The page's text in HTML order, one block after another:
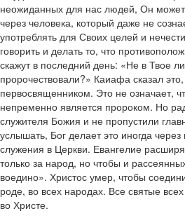
неожиданных для нас людей, Он
через человека, который даже не
употреблять для Своих целей и
говорить и делать то, что
скажут в последний день: «Не в Твое
пророчествовали?» Каиафа сказал
первосвященником. Это не означает,
непременно является пророком. Но
служителя Божия и не пропустили
услышать, Бог делает это иногда
служения в Церкви. Евангелие
только за народ, но чтобы и
воедино». Христос умер, чтобы
роде, во всех народах. Все святые
во Христе.